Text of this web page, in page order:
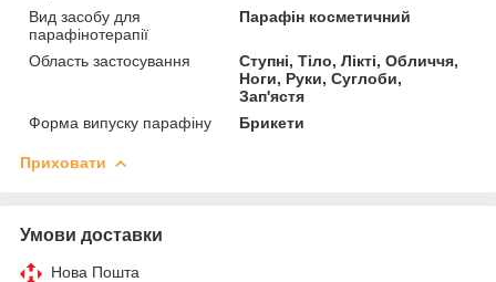
Вид засобу для
парафінотерапії
Парафін косметичний
Область застосування
Ступні, Тіло, Лікті, Обличчя,
Ноги, Руки, Суглоби,
Зап'ястя
Форма випуску парафіну
Брикети
Приховати
Умови доставки
Нова Пошта